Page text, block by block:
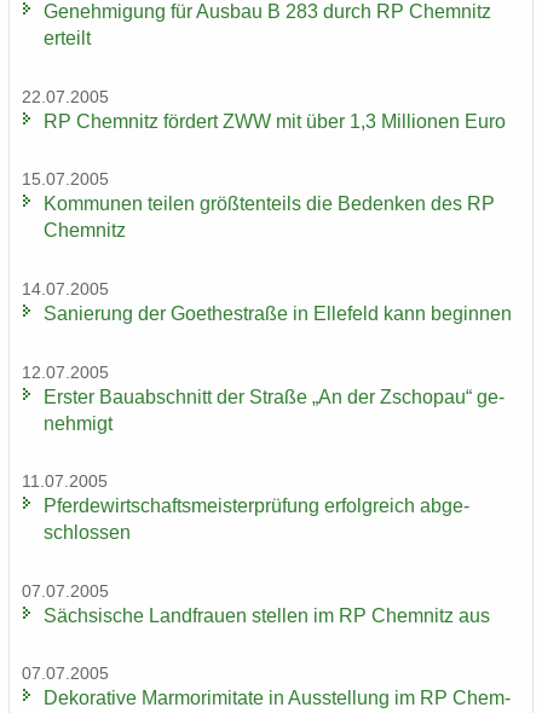
Ge­neh­mi­gung für Aus­bau B 283 durch RP Chem­nitz
er­teilt
22.07.2005
RP Chem­nitz för­dert ZWW mit über 1,3 Mil­lio­nen Euro
15.07.2005
Kom­mu­nen tei­len größ­ten­teils die Be­den­ken des RP
Chem­nitz
14.07.2005
Sa­nie­rung der Goe­the­stra­ße in El­le­feld kann be­gin­nen
12.07.2005
Ers­ter Bau­ab­schnitt der Stra­ße „An der Zscho­pau“ ge­
neh­migt
11.07.2005
Pfer­de­wirt­schafts­meis­ter­prü­fung er­folg­reich ab­ge­
schlos­sen
07.07.2005
Säch­si­sche Land­frau­en stel­len im RP Chem­nitz aus
07.07.2005
De­ko­ra­ti­ve Mar­mo­r­imi­ta­te in Aus­stel­lung im RP Chem­